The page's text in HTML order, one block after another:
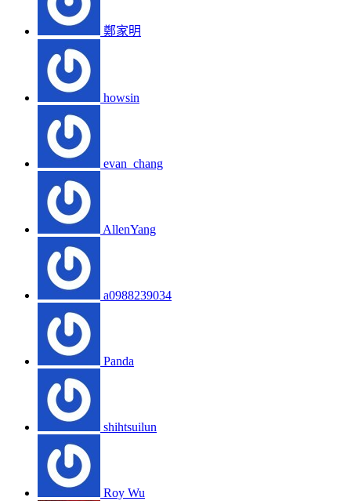
鄭家明
howsin
evan_chang
AllenYang
a0988239034
Panda
shihtsuilun
Roy Wu